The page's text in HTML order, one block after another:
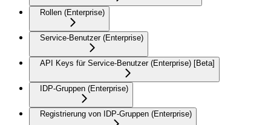
Rollen (Enterprise)
Service-Benutzer (Enterprise)
API Keys für Service-Benutzer (Enterprise) [Beta]
IDP-Gruppen (Enterprise)
Registrierung von IDP-Gruppen (Enterprise)